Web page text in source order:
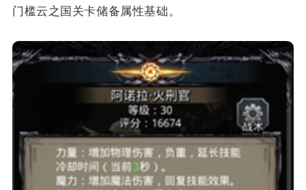
门槛云之国关卡储备属性基础。